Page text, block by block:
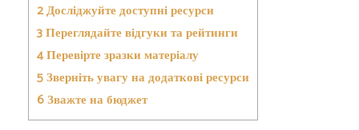
2Досліджуйте доступні ресурси
3Переглядайте відгуки та рейтинги
4Перевірте зразки матеріалу
5Зверніть увагу на додаткові ресурси
6Зважте на бюджет